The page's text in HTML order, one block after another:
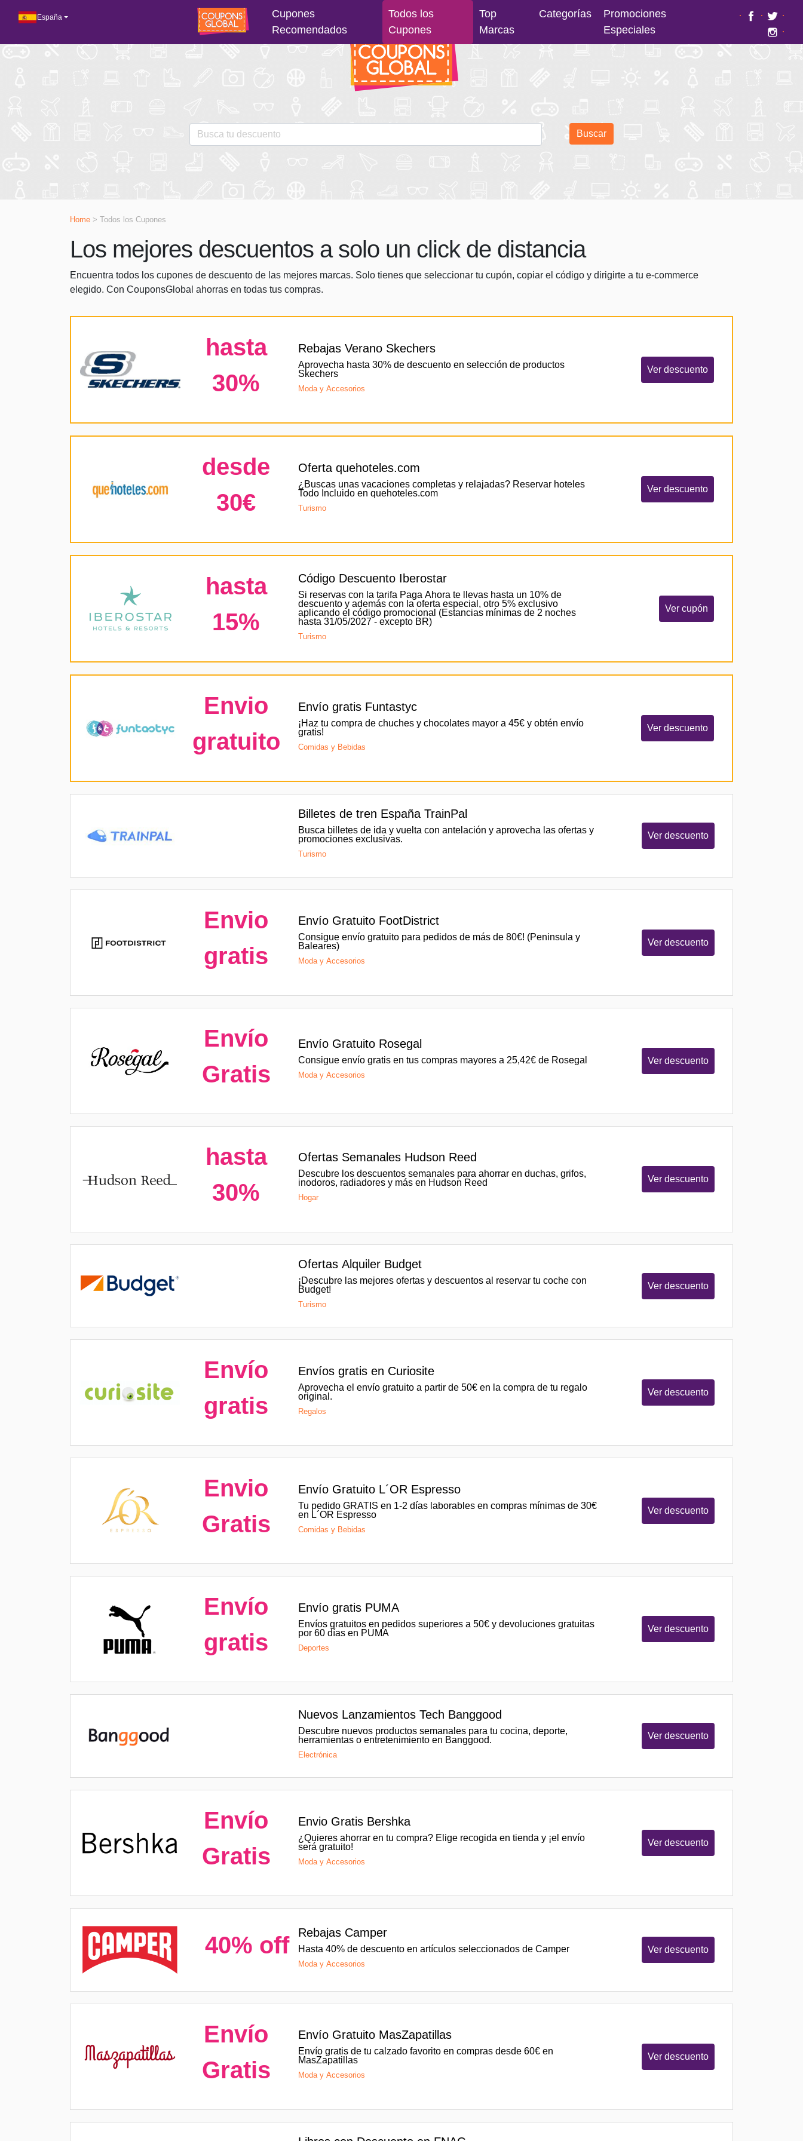
España
Cupones
Recomendados
Todos los
Cupones
Top
Marcas
Categorías
Promociones
Especiales
· ·
·
·
Buscar
Home > Todos los Cupones
Los mejores descuentos a solo un click de distancia
Encuentra todos los cupones de descuento de las mejores marcas. Solo tienes que seleccionar tu cupón, copiar el código y dirigirte a tu e-commerce
elegido. Con CouponsGlobal ahorras en todas tus compras.
hasta
30%
Rebajas Verano Skechers
Aprovecha hasta 30% de descuento en selección de productos
Skechers
Moda y Accesorios
Ver descuento
desde
30€
Oferta quehoteles.com
¿Buscas unas vacaciones completas y relajadas? Reservar hoteles
Todo Incluido en quehoteles.com
Turismo
Ver descuento
hasta
15%
Código Descuento Iberostar
Si reservas con la tarifa Paga Ahora te llevas hasta un 10% de
descuento y además con la oferta especial, otro 5% exclusivo
aplicando el código promocional (Estancias mínimas de 2 noches
hasta 31/05/2027 - excepto BR)
Turismo
Ver cupón
Envio
gratuito
Envío gratis Funtastyc
¡Haz tu compra de chuches y chocolates mayor a 45€ y obtén envío
gratis!
Comidas y Bebidas
Ver descuento
Billetes de tren España TrainPal
Busca billetes de ida y vuelta con antelación y aprovecha las ofertas y
promociones exclusivas.
Turismo
Ver descuento
Envio
gratis
Envío Gratuito FootDistrict
Consigue envío gratuito para pedidos de más de 80€! (Peninsula y
Baleares)
Moda y Accesorios
Ver descuento
Envío
Gratis
Envío Gratuito Rosegal
Consigue envío gratis en tus compras mayores a 25,42€ de Rosegal
Moda y Accesorios
Ver descuento
hasta
30%
Ofertas Semanales Hudson Reed
Descubre los descuentos semanales para ahorrar en duchas, grifos,
inodoros, radiadores y más en Hudson Reed
Hogar
Ver descuento
Ofertas Alquiler Budget
¡Descubre las mejores ofertas y descuentos al reservar tu coche con
Budget!
Turismo
Ver descuento
Envío
gratis
Envíos gratis en Curiosite
Aprovecha el envío gratuito a partir de 50€ en la compra de tu regalo
original.
Regalos
Ver descuento
Envio
Gratis
Envío Gratuito L´OR Espresso
Tu pedido GRATIS en 1-2 días laborables en compras mínimas de 30€
en L´OR Espresso
Comidas y Bebidas
Ver descuento
Envío
gratis
Envío gratis PUMA
Envíos gratuitos en pedidos superiores a 50€ y devoluciones gratuitas
por 60 días en PUMA
Deportes
Ver descuento
Nuevos Lanzamientos Tech Banggood
Descubre nuevos productos semanales para tu cocina, deporte,
herramientas o entretenimiento en Banggood.
Electrónica
Ver descuento
Envío
Gratis
Envio Gratis Bershka
¿Quieres ahorrar en tu compra? Elige recogida en tienda y ¡el envío
será gratuito!
Moda y Accesorios
Ver descuento
40% off Rebajas Camper
Hasta 40% de descuento en artículos seleccionados de Camper
Moda y Accesorios
Ver descuento
Envío
Gratis
Envío Gratuito MasZapatillas
Envío gratis de tu calzado favorito en compras desde 60€ en
MasZapatillas
Moda y Accesorios
Ver descuento